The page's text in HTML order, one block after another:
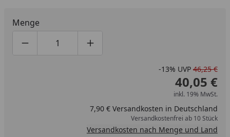
Menge
Produktmenge um eins verringern
Produktmenge manuell eingeben
Produktmenge um eins erhöhen
-13% UVP 46,25 €
40,05 €
inkl. 19% MwSt.
7,90 € Versandkosten in Deutschland
Versandkostenfrei ab 10 Stück
Versandkosten nach Menge und Land